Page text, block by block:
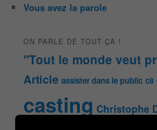
Vous avez la parole
ON PARLE DE TOUT ÇA !
"Tout le monde veut
Article assister dans le public c8
casting Christophe